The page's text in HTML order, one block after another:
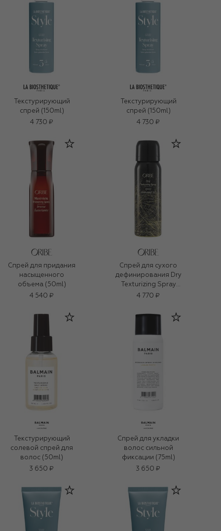
Текстурирующий
спрей (150ml)
4 730 ₽
Текстурирующий
спрей (150ml)
4 730 ₽
Спрей для придания
насыщенного
объема (50ml)
4 540 ₽
Спрей для сухого
дефинирования Dry
Texturizing Spray
(79ml)
4 770 ₽
Текстурирующий
солевой спрей для
волос (50ml)
3 650 ₽
Спрей для укладки
волос сильной
фиксации (75ml)
3 650 ₽